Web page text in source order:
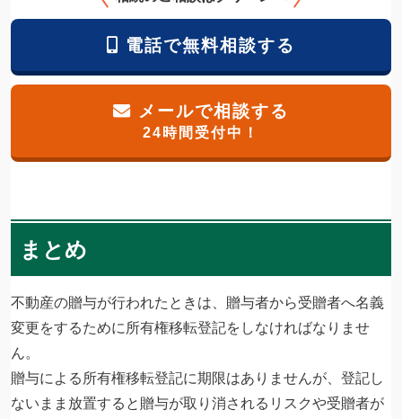
電話で無料相談する
メールで相談する
24時間受付中！
まとめ
不動産の贈与が行われたときは、贈与者から受贈者へ名義
変更をするために所有権移転登記をしなければなりませ
ん。
贈与による所有権移転登記に期限はありませんが、登記し
ないまま放置すると贈与が取り消されるリスクや受贈者が